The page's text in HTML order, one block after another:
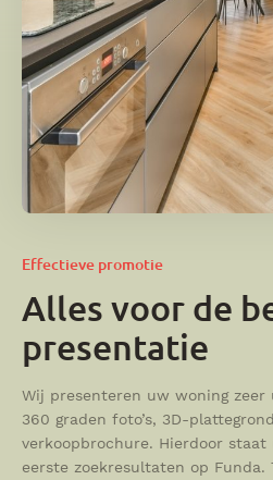
Effectieve promotie
Alles voor de
presentatie
Wij presenteren uw woning
360 graden foto’s, 3D-
verkoopbrochure. Hierdoor
eerste zoekresultaten op Funda.